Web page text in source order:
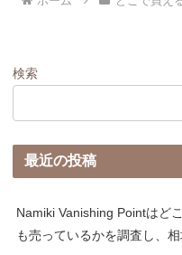
検索
最近の投稿
Namiki Vanishing Pointはど
も売っているかを調査し、